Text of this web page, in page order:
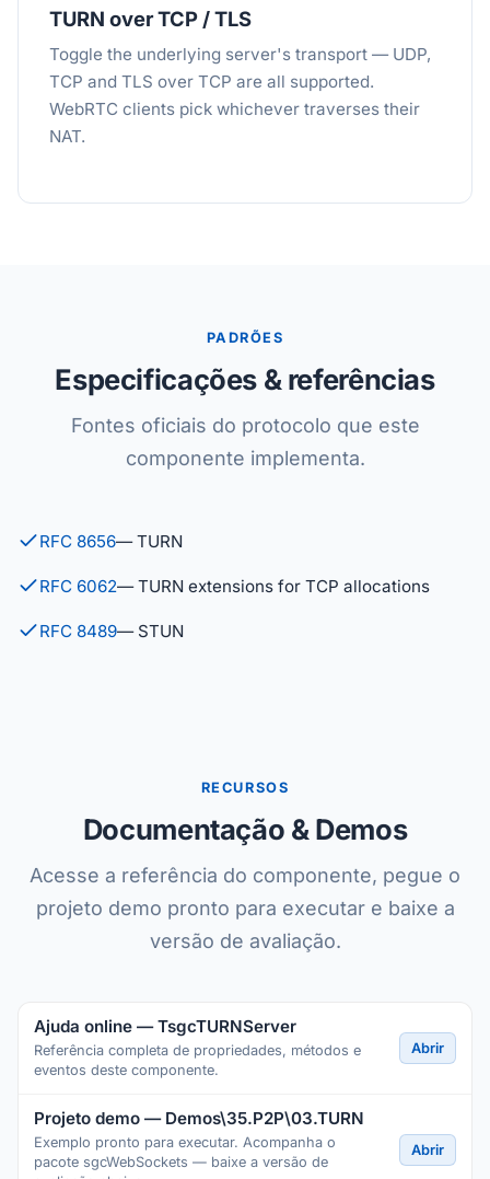
TURN over TCP / TLS
Toggle the underlying server's transport — UDP,
TCP and TLS over TCP are all supported.
WebRTC clients pick whichever traverses their
NAT.
PADRÕES
Especificações & referências
Fontes oficiais do protocolo que este
componente implementa.
RFC 8656— TURN
RFC 6062— TURN extensions for TCP allocations
RFC 8489— STUN
RECURSOS
Documentação & Demos
Acesse a referência do componente, pegue o
projeto demo pronto para executar e baixe a
versão de avaliação.
Ajuda online — TsgcTURNServer
Referência completa de propriedades, métodos e
eventos deste componente.
Abrir
Projeto demo — Demos\35.P2P\03.TURN
Exemplo pronto para executar. Acompanha o
pacote sgcWebSockets — baixe a versão de
Abrir